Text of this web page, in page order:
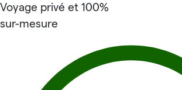
Voyage privé et 100%
sur-mesure